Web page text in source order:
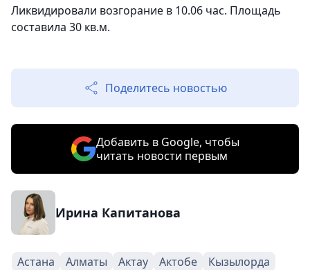
Ликвидировали возгорание в 10.06 час. Площадь
составила 30 кв.м.
Поделитесь новостью
Добавить в Google, чтобы
читать новости первым
Ирина Капитанова
Астана Алматы Актау Актобе
Кызылорда